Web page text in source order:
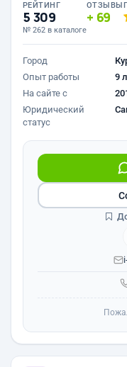
РЕЙТИНГ
5 309
№ 262 в каталоге
ОТЗЫВЫ
69
Город
Опыт работы
9
На сайте с
Юридический
статус